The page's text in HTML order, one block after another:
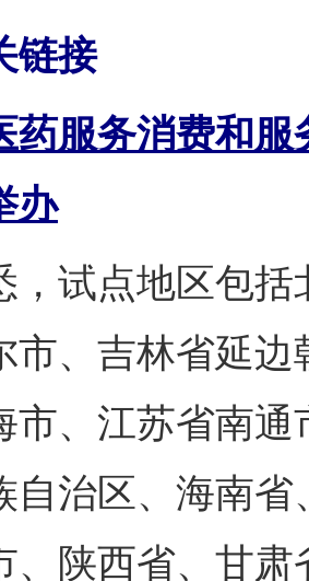
接
药服务消费和
办
点地区包括
市、吉林省延
市、江苏省南
自治区、海南
、陕西省、甘
药下症？